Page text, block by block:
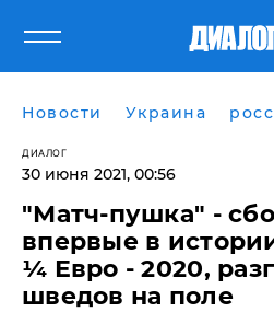
Новости Украина
ДИАЛОГ
30 июня 2021, 00:56
​"Матч-пушка" -
впервые в
¼ Евро - 2020,
шведов на поле